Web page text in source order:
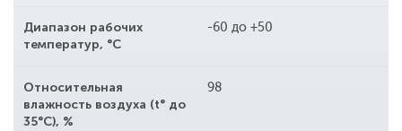
Диапазон рабочих
температур, °С
-60 до +50
Относительная
влажность воздуха (t° до
35°С), %
98